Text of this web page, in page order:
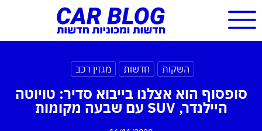
השקות חדשות מגזין רכב
סופסוף הוא אצלנו בייבוא סדיר: טויוטה
היילנדר, SUV עם שבעה מקומות